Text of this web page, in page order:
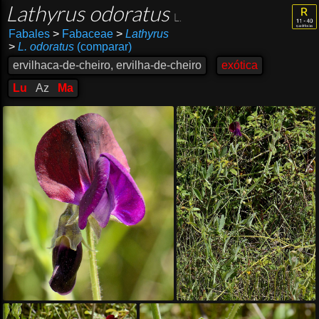
Lathyrus odoratus
Fabales >Fabaceae > Lathyrus
> L. odoratus(comparar)
ervilhaca-de-cheiro, ervilha-de-cheiro
exótica
Lu
Az Ma